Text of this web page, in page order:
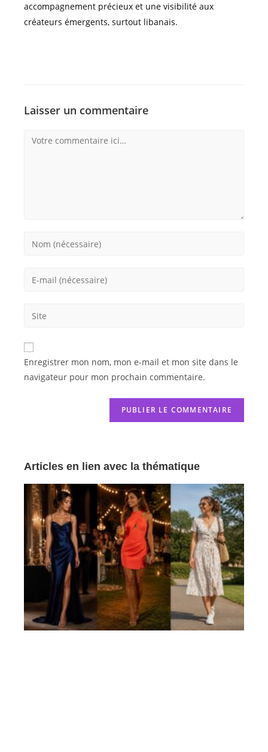
accompagnement précieux et une visibilité aux
créateurs émergents, surtout libanais.
Laisser un commentaire
Enregistrer mon nom, mon e-mail et mon site dans le
navigateur pour mon prochain commentaire.
Articles en lien avec la thématique